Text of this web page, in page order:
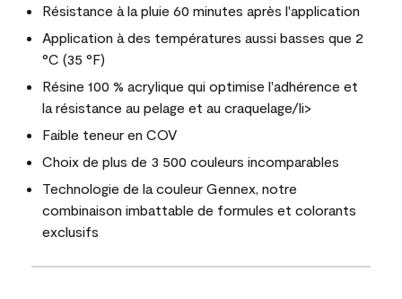
Résistance à la pluie 60 minutes après l'application
Application à des températures aussi basses que 2
°C (35 °F)
Résine 100 % acrylique qui optimise l'adhérence et
la résistance au pelage et au craquelage/li>
Faible teneur en COV
Choix de plus de 3 500 couleurs incomparables
Technologie de la couleur Gennex, notre
combinaison imbattable de formules et colorants
exclusifs